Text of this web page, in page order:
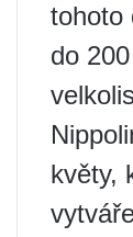
tohoto
do
květy,